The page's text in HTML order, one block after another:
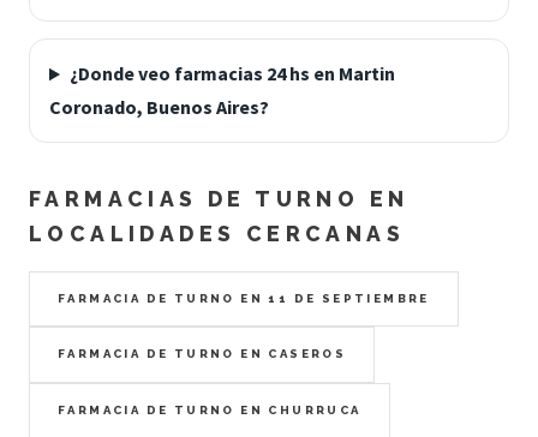
¿Donde veo farmacias 24 hs en Martin
Coronado, Buenos Aires?
FARMACIAS DE TURNO EN
LOCALIDADES CERCANAS
FARMACIA DE TURNO EN 11 DE SEPTIEMBRE
FARMACIA DE TURNO EN CASEROS
FARMACIA DE TURNO EN CHURRUCA